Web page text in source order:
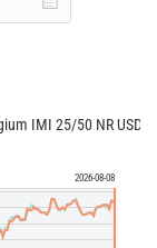
IMI 25/50 NR USD
2026-08-08